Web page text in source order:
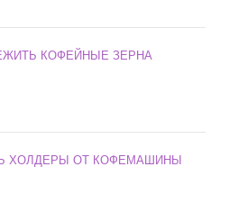
КОФЕЙНЫЕ ЗЕРНА
ХОЛДЕРЫ ОТ КОФЕМАШИНЫ